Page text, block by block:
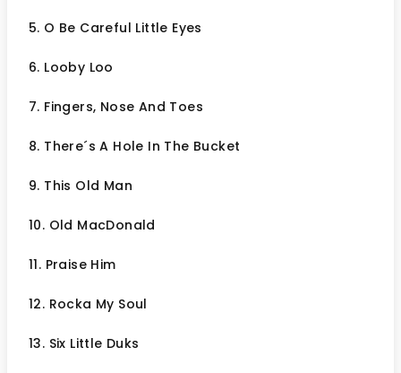
5. O Be Careful Little Eyes
6. Looby Loo
7. Fingers, Nose And Toes
8. There´s A Hole In The Bucket
9. This Old Man
10. Old MacDonald
11. Praise Him
12. Rocka My Soul
13. Six Little Duks